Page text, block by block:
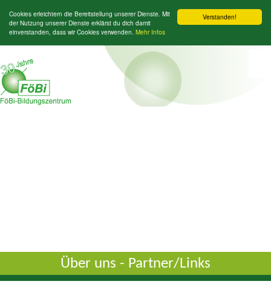
Verstanden!
Cookies erleichtern die Bereitstellung unserer Dienste. Mit
der Nutzung unserer Dienste erklärst du dich damit
einverstanden, dass wir Cookies verwenden. Mehr Infos
Über uns - Partner/Links